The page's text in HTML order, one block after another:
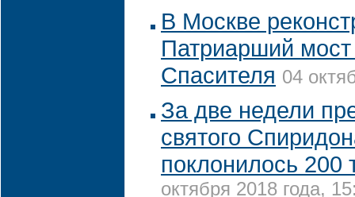
В Москве
Патриарший
Спасителя 04
За две недели
святого
поклонилось 200
октября 2018 года,